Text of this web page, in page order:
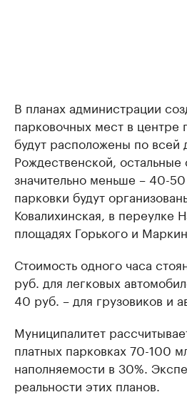
В планах администрации
парковочных мест в центре
будут расположены по всей
Рождественской, остальные
значительно меньше – 40-
парковки будут
Ковалихинская, в переулке
площадях Горького и
Стоимость одного часа
руб. для легковых
40 руб. – для грузовиков и
Муниципалитет
платных парковках 70-100
наполняемости в 30%.
реальности этих планов.